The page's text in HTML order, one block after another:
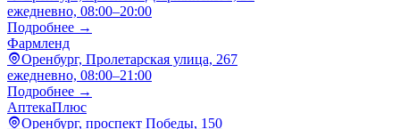
ежедневно, 08:00–20:00
Подробнее →
Фармленд
Оренбург, Пролетарская улица, 267
ежедневно, 08:00–21:00
Подробнее →
АптекаПлюс
Оренбург, проспект Победы, 150